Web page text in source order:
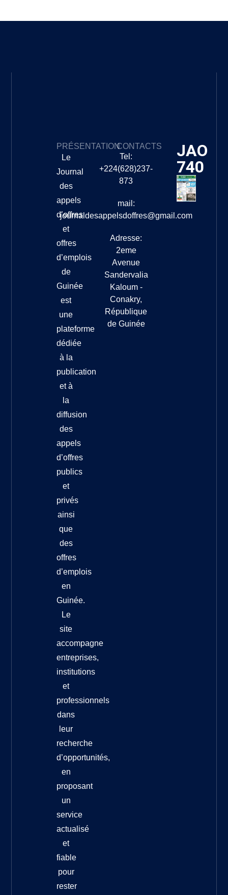
PRÉSENTATION
Le
Journal
des
appels
d’offres
et
offres
d’emplois
de
Guinée
est
une
plateforme
dédiée
à la
publication
et à
la
diffusion
des
appels
d’offres
publics
et
privés
ainsi
que
des
offres
d’emplois
en
Guinée.
Le
site
accompagne
entreprises,
institutions
et
professionnels
dans
leur
recherche
d’opportunités,
en
proposant
un
service
actualisé
et
fiable
pour
rester
CONTACTS
Tel:
+224(628)237-
873
mail:
journaldesappelsdoffres@gmail.com
Adresse:
2eme
Avenue
Sandervalia
Kaloum -
Conakry,
République
de Guinée
JAO
740